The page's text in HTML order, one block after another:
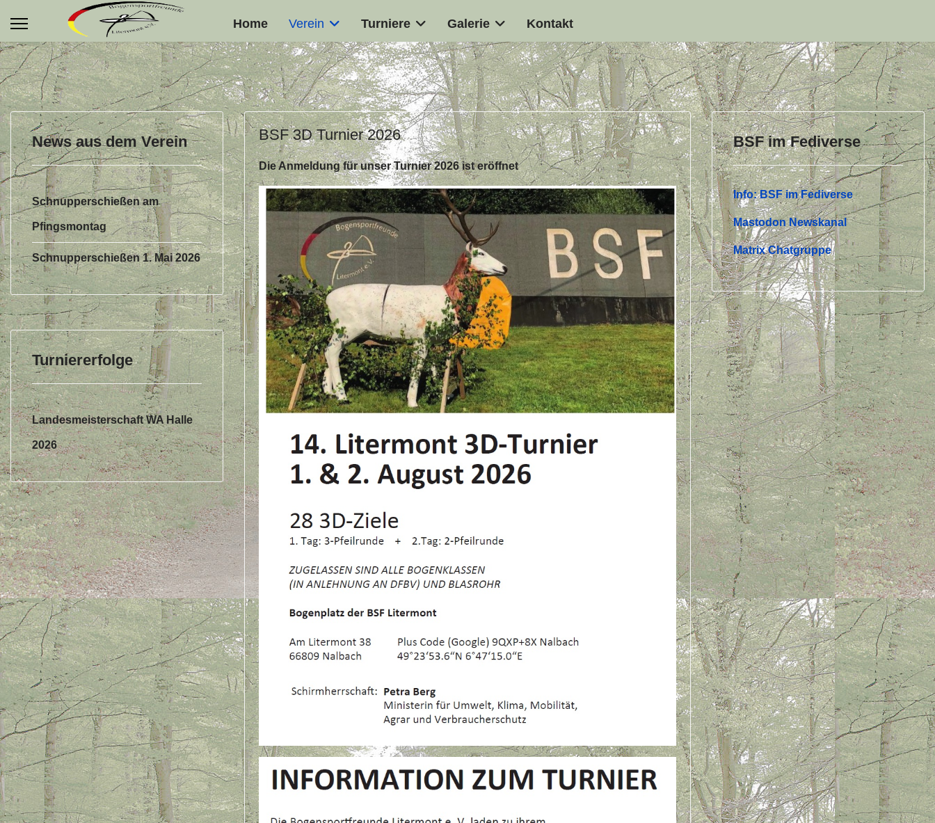
Home Verein Turniere Galerie Kontakt
News aus dem Verein
Schnupperschießen am
Pfingsmontag
Schnupperschießen 1. Mai 2026
Turniererfolge
Landesmeisterschaft WA Halle
2026
BSF 3D Turnier 2026
Die Anmeldung für unser Turnier 2026 ist eröffnet
BSF im Fediverse
Info: BSF im Fediverse
Mastodon Newskanal
Matrix Chatgruppe